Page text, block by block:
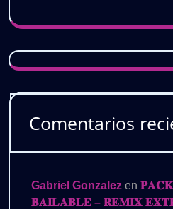
Comentarios
Gabriel Gonzalez en
𝐁𝐀𝐈𝐋𝐀𝐁𝐋𝐄 – 𝐑𝐄𝐌𝐈𝐗